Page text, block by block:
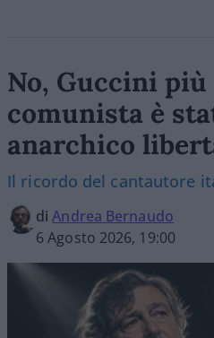
No, Guccini più
comunista è
anarchico
Il ricordo del cantautore
diAndrea Bernaudo
6 Agosto 2026, 19:00